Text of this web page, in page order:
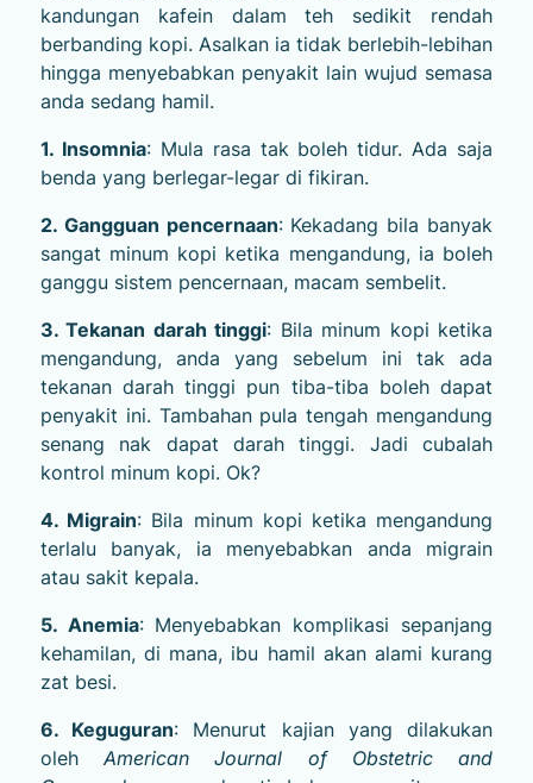
kandungan kafein dalam teh sedikit rendah
berbanding kopi. Asalkan ia tidak berlebih-lebihan
hingga menyebabkan penyakit lain wujud semasa
anda sedang hamil.
1. Insomnia: Mula rasa tak boleh tidur. Ada saja
benda yang berlegar-legar di fikiran.
2. Gangguan pencernaan: Kekadang bila banyak
sangat minum kopi ketika mengandung, ia boleh
ganggu sistem pencernaan, macam sembelit.
3. Tekanan darah tinggi: Bila minum kopi ketika
mengandung, anda yang sebelum ini tak ada
tekanan darah tinggi pun tiba-tiba boleh dapat
penyakit ini. Tambahan pula tengah mengandung
senang nak dapat darah tinggi. Jadi cubalah
kontrol minum kopi. Ok?
4. Migrain: Bila minum kopi ketika mengandung
terlalu banyak, ia menyebabkan anda migrain
atau sakit kepala.
5. Anemia: Menyebabkan komplikasi sepanjang
kehamilan, di mana, ibu hamil akan alami kurang
zat besi.
6. Keguguran: Menurut kajian yang dilakukan
oleh American Journal of Obstetric and